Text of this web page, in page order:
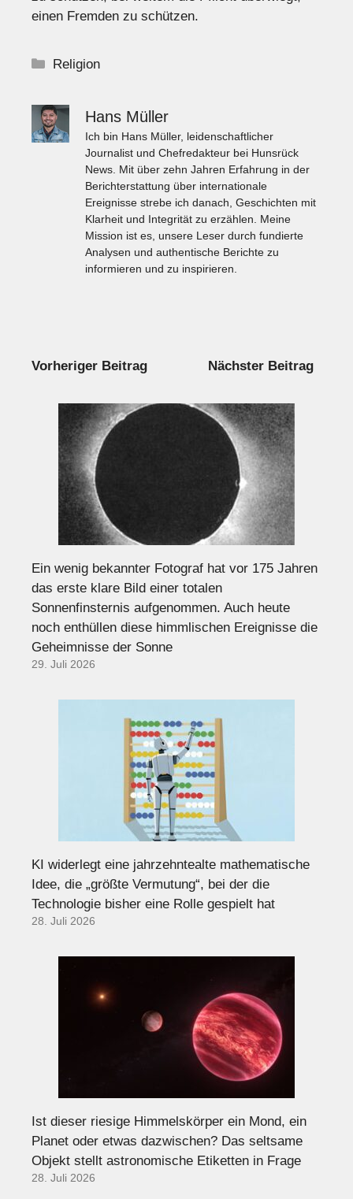
einen Fremden zu schützen.
Kategorien
Religion
Hans Müller
Ich bin Hans Müller, leidenschaftlicher
Journalist und Chefredakteur bei Hunsrück
News. Mit über zehn Jahren Erfahrung in der
Berichterstattung über internationale
Ereignisse strebe ich danach, Geschichten mit
Klarheit und Integrität zu erzählen. Meine
Mission ist es, unsere Leser durch fundierte
Analysen und authentische Berichte zu
informieren und zu inspirieren.
Vorheriger Beitrag Nächster Beitrag
Ein wenig bekannter Fotograf hat vor 175 Jahren
das erste klare Bild einer totalen
Sonnenfinsternis aufgenommen. Auch heute
noch enthüllen diese himmlischen Ereignisse die
Geheimnisse der Sonne
29. Juli 2026
KI widerlegt eine jahrzehntealte mathematische
Idee, die „größte Vermutung“, bei der die
Technologie bisher eine Rolle gespielt hat
28. Juli 2026
Ist dieser riesige Himmelskörper ein Mond, ein
Planet oder etwas dazwischen? Das seltsame
Objekt stellt astronomische Etiketten in Frage
28. Juli 2026